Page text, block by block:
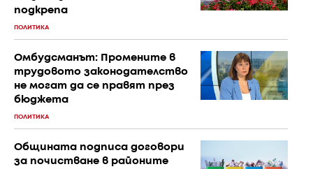
подкрепа
ПОЛИТИКА
Омбудсманът: Промените в
трудовото законодателство
не могат да се правят през
бюджета
ПОЛИТИКА
Общината подписа договори
за почистване в районите